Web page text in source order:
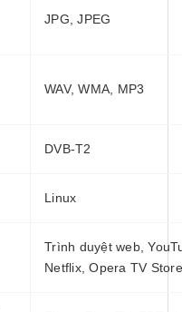
JPG, JPEG
WAV, WMA, MP3
DVB-T2
Linux
Trình duyệt web,
Netflix, Opera TV Store